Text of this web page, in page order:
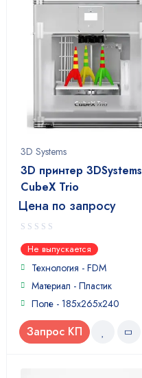
3D Systems
3D принтер 3DSystems
CubeX Trio
Цена по запросу
0
out
of
Не выпускается
Технология - FDM
Материал - Пластик
Поле - 185x265x240
Запрос КП